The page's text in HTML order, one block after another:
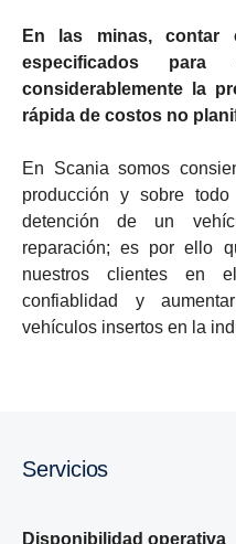
En las minas, contar
especificados para
considerablemente la
rápida de costos no plani
En Scania somos
producción y sobre
detención de un
reparación; es por ello
nuestros clientes en
confiablidad y
vehículos insertos en la
Servicios
Disponibilidad operativa